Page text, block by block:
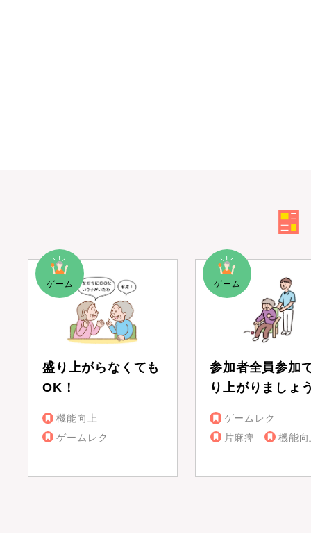
盛り上がらなくても
OK！
機能向上
ゲームレク
参加者全員参加
り上がりましょ
ゲームレク
片麻痺
機能向